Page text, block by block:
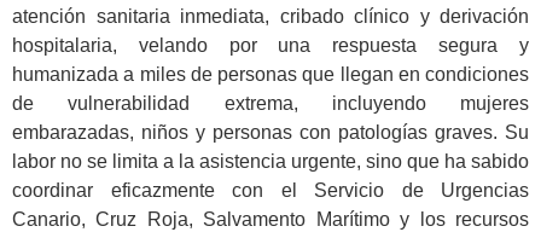
atención sanitaria inmediata, cribado clínico y derivación
hospitalaria, velando por una respuesta segura y
humanizada a miles de personas que llegan en condiciones
de vulnerabilidad extrema, incluyendo mujeres
embarazadas, niños y personas con patologías graves. Su
labor no se limita a la asistencia urgente, sino que ha sabido
coordinar eficazmente con el Servicio de Urgencias
Canario, Cruz Roja, Salvamento Marítimo y los recursos